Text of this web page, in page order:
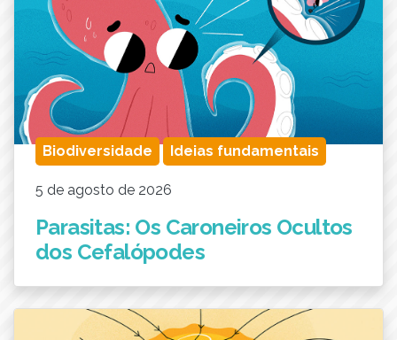
Biodiversidade Ideias fundamentais
5 de agosto de 2026
Parasitas: Os Caroneiros Ocultos
dos Cefalópodes